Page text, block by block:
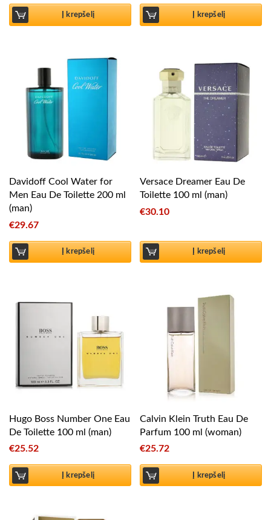
Į krepšelį Į krepšelį
Davidoff Cool Water for
Men Eau De Toilette 200 ml
(man)
€29.67
Į krepšelį
Versace Dreamer Eau De
Toilette 100 ml (man)
€30.10
Į krepšelį
Hugo Boss Number One Eau
De Toilette 100 ml (man)
€25.52
Į krepšelį
Calvin Klein Truth Eau De
Parfum 100 ml (woman)
€25.72
Į krepšelį